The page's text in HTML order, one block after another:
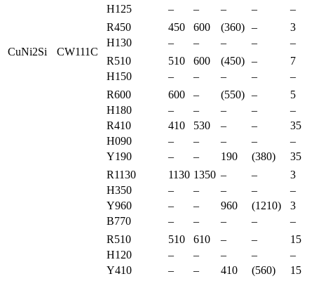
CuNi2Si CW111C
H125
– – – –
–
R450
450 600 (360) –
3
H130
– – – –
–
R510
510 600 (450) –
7
H150
– – – –
–
R600
600 – (550) –
5
H180
– – – – –
R410 410 530 – –
35
H090
– – – –
–
Y190
– – 190 (380)
35
R1130
1130 1350 – –
3
H350
– – – –
–
Y960
– – 960 (1210)
3
B770
– – – –
–
R510
510 610 – –
15
H120
– – – –
–
Y410
– – 410 (560)
15